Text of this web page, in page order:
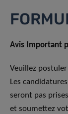
Avis Important
Veuillez
Les
seront pas
et soumettez